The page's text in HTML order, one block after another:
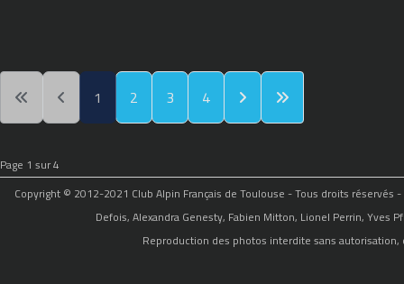
1 2 3 4
Page 1 sur 4
Copyright © 2012-2021 Club Alpin Français de Toulouse - Tous droits réservés
Defois, Alexandra Genesty, Fabien Mitton, Lionel Perrin, Yves
Reproduction des photos interdite sans autorisation,